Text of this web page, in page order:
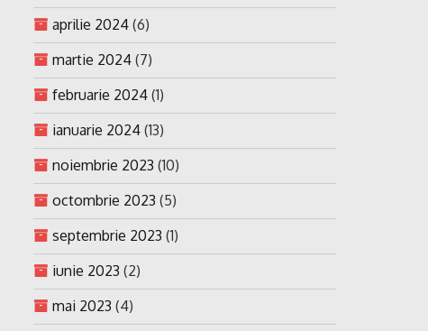
aprilie 2024 (6)
martie 2024 (7)
februarie 2024 (1)
ianuarie 2024 (13)
noiembrie 2023 (10)
octombrie 2023 (5)
septembrie 2023 (1)
iunie 2023 (2)
mai 2023 (4)